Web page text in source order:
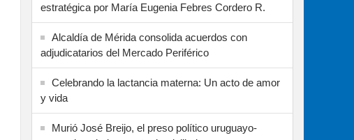
estratégica por María Eugenia Febres Cordero R.
Alcaldía de Mérida consolida acuerdos con
adjudicatarios del Mercado Periférico
Celebrando la lactancia materna: Un acto de amor
y vida
Murió José Breijo, el preso político uruguayo-